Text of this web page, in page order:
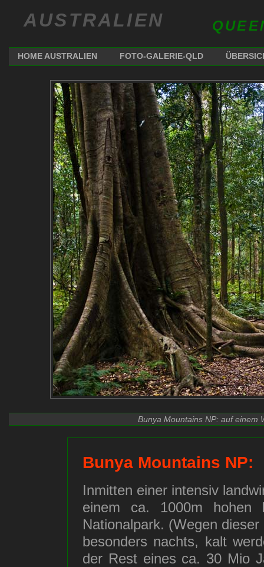
AUSTRALIEN
HOME AUSTRALIEN FOTO-GALERIE-QLD
Bunya Mountains NP: auf einem
Bunya Mountains NP:
Inmitten einer intensiv
einem ca. 1000m hohen
Nationalpark. (Wegen
besonders nachts, kalt
der Rest eines ca. 30 Mio